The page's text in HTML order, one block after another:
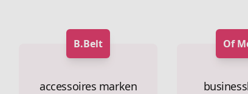
B.Belt
accessoires marken
Of